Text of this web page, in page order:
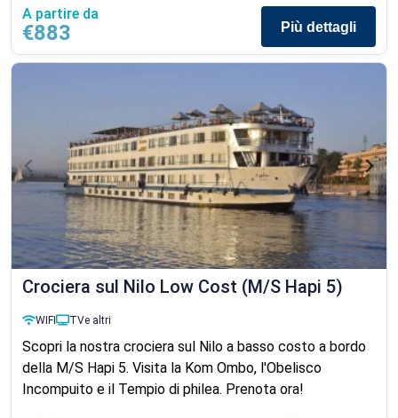
A partire da
€883 Più dettagli
Crociera sul Nilo Low Cost (M/S Hapi 5)
WIFI TVe altri
Scopri la nostra crociera sul Nilo a basso costo a bordo
della M/S Hapi 5. Visita la Kom Ombo, l'Obelisco
Incompuito e il Tempio di philea. Prenota ora!